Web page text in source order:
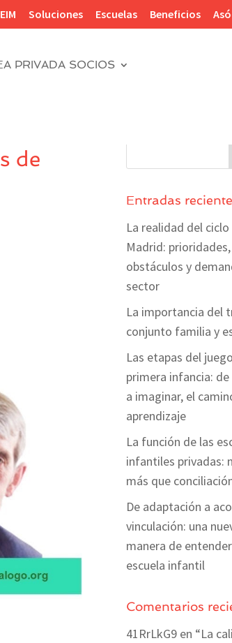
Soluciones Escuelas Beneficios
PRIVADA SOCIOS
de
Entradas
La realidad del ciclo
Madrid: prioridades,
obstáculos y
sector
La importancia del
conjunto familia y
Las etapas del
primera infancia:
a imaginar, el
aprendizaje
La función de las
infantiles privadas:
más que
De adaptación a
vinculación: una
manera de
escuela infantil
Comentarios
41RrLkG9en “La